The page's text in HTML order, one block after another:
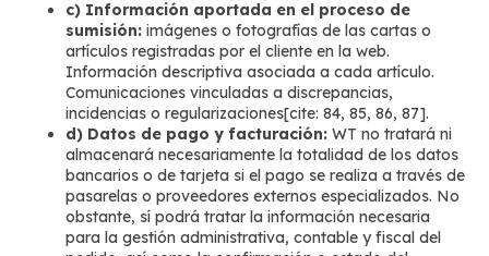
c) Información aportada en el proceso de
sumisión: imágenes o fotografías de las cartas o
artículos registradas por el cliente en la web.
Información descriptiva asociada a cada artículo.
Comunicaciones vinculadas a discrepancias,
incidencias o regularizaciones[cite: 84, 85, 86, 87].
d) Datos de pago y facturación: WT no tratará ni
almacenará necesariamente la totalidad de los datos
bancarios o de tarjeta si el pago se realiza a través de
pasarelas o proveedores externos especializados. No
obstante, sí podrá tratar la información necesaria
para la gestión administrativa, contable y fiscal del